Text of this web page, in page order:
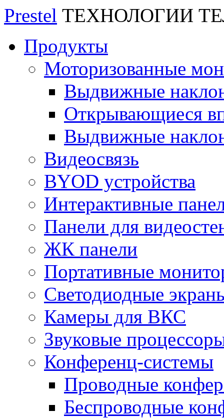
Prestel ТЕХНОЛОГИИ
Продукты
Моторизованные
Выдвижные
Открывающиеся
Выдвижные
Видеосвязь
BYOD устройства
Интерактивные
Панели для
ЖК панели
Портативные
Светодиодные
Камеры для ВКС
Звуковые
Конференц-системы
Проводные
Беспроводные